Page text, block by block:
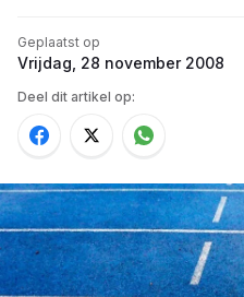
Geplaatst op
Vrijdag, 28 november 2008
Deel dit artikel op: